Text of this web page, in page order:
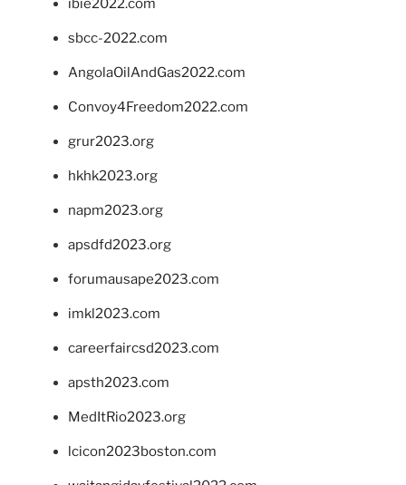
ibie2022.com
sbcc-2022.com
AngolaOilAndGas2022.com
Convoy4Freedom2022.com
grur2023.org
hkhk2023.org
napm2023.org
apsdfd2023.org
forumausape2023.com
imkl2023.com
careerfaircsd2023.com
apsth2023.com
MedItRio2023.org
lcicon2023boston.com